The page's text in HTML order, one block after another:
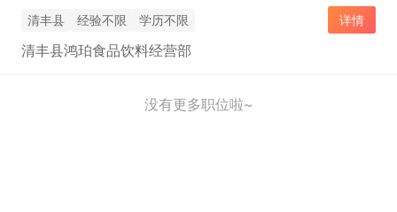
清丰县 经验不限 学历不限 详情
清丰县鸿珀食品饮料经营部
没有更多职位啦~